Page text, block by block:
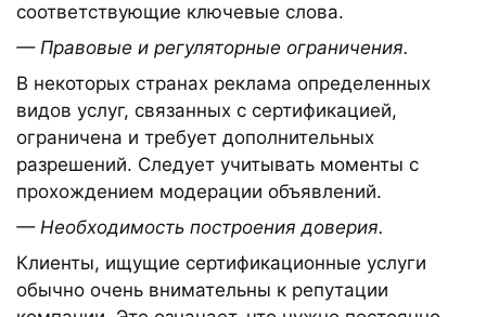
соответствующие ключевые слова.
— Правовые и регуляторные ограничения.
В некоторых странах реклама определенных
видов услуг, связанных с сертификацией,
ограничена и требует дополнительных
разрешений. Следует учитывать моменты с
прохождением модерации объявлений.
— Необходимость построения доверия.
Клиенты, ищущие сертификационные услуги
обычно очень внимательны к репутации